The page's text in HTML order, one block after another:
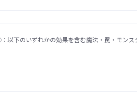
以下のいずれかの効果を含む魔法・罠・モン